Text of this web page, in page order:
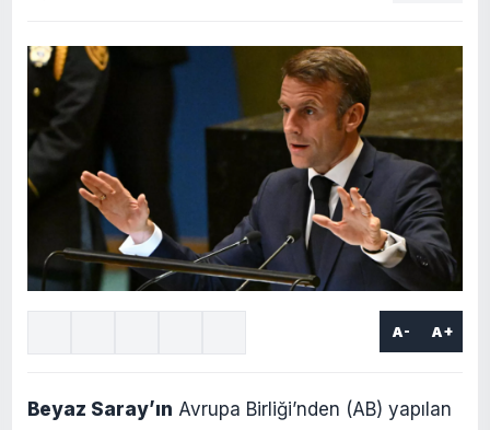
A- A+
Beyaz Saray’ın Avrupa Birliği’nden (AB) yapılan